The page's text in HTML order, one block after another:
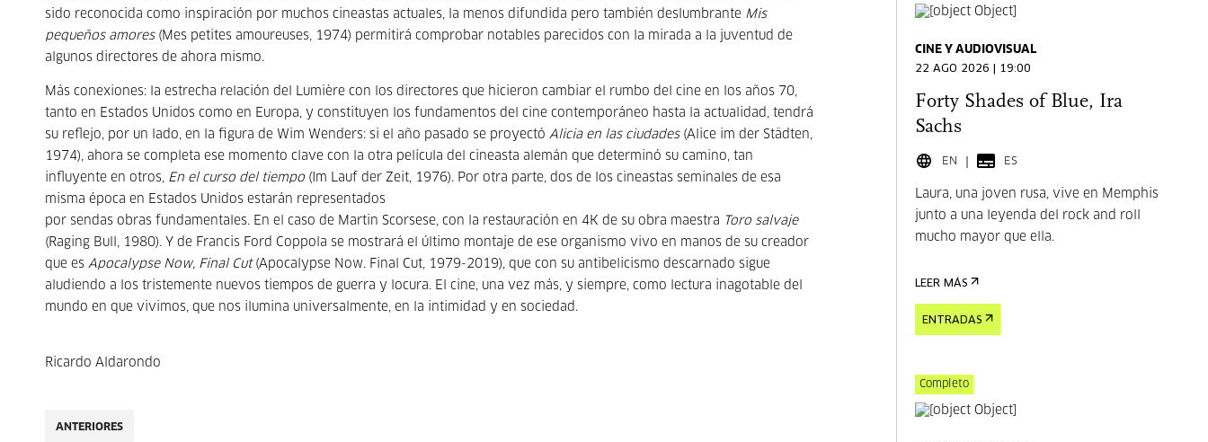
sido reconocida como inspiración por muchos cineastas actuales, la menos difundida pero también deslumbrante Mis
pequeños amores(Mes petites amoureuses, 1974) permitirá comprobar notables parecidos con la mirada a la juventud de
algunos directores de ahora mismo.
Más conexiones: la estrecha relación del Lumière con los directores que hicieron cambiar el rumbo del cine en los años 70,
tanto en Estados Unidos como en Europa, y constituyen los fundamentos del cine contemporáneo hasta la actualidad, tendrá
su reflejo, por un lado, en la figura de Wim Wenders: si el año pasado se proyectó Alicia en las ciudades(Alice im der Städten,
1974), ahora se completa ese momento clave con la otra película del cineasta alemán que determinó su camino, tan
influyente en otros, En el curso del tiempo (Im Lauf der Zeit, 1976). Por otra parte, dos de los cineastas seminales de esa
misma época en Estados Unidos estarán representados
por sendas obras fundamentales. En el caso de Martin Scorsese, con la restauración en 4K de su obra maestra Toro salvaje
(Raging Bull, 1980). Y de Francis Ford Coppola se mostrará el último montaje de ese organismo vivo en manos de su creador
que es Apocalypse Now, Final Cut(Apocalypse Now. Final Cut, 1979-2019), que con su antibelicismo descarnado sigue
aludiendo a los tristemente nuevos tiempos de guerra y locura. El cine, una vez más, y siempre, como lectura inagotable del
mundo en que vivimos, que nos ilumina universalmente, en la intimidad y en sociedad.
Ricardo Aldarondo
ANTERIORES
CINE Y AUDIOVISUAL
22 AGO 2026 | 19:00
Forty Shades of Blue, Ira
Sachs
EN ES
Laura, una joven rusa, vive en Memphis
junto a una leyenda del rock and roll
mucho mayor que ella.
LEER MÁS
ENTRADAS
Completo